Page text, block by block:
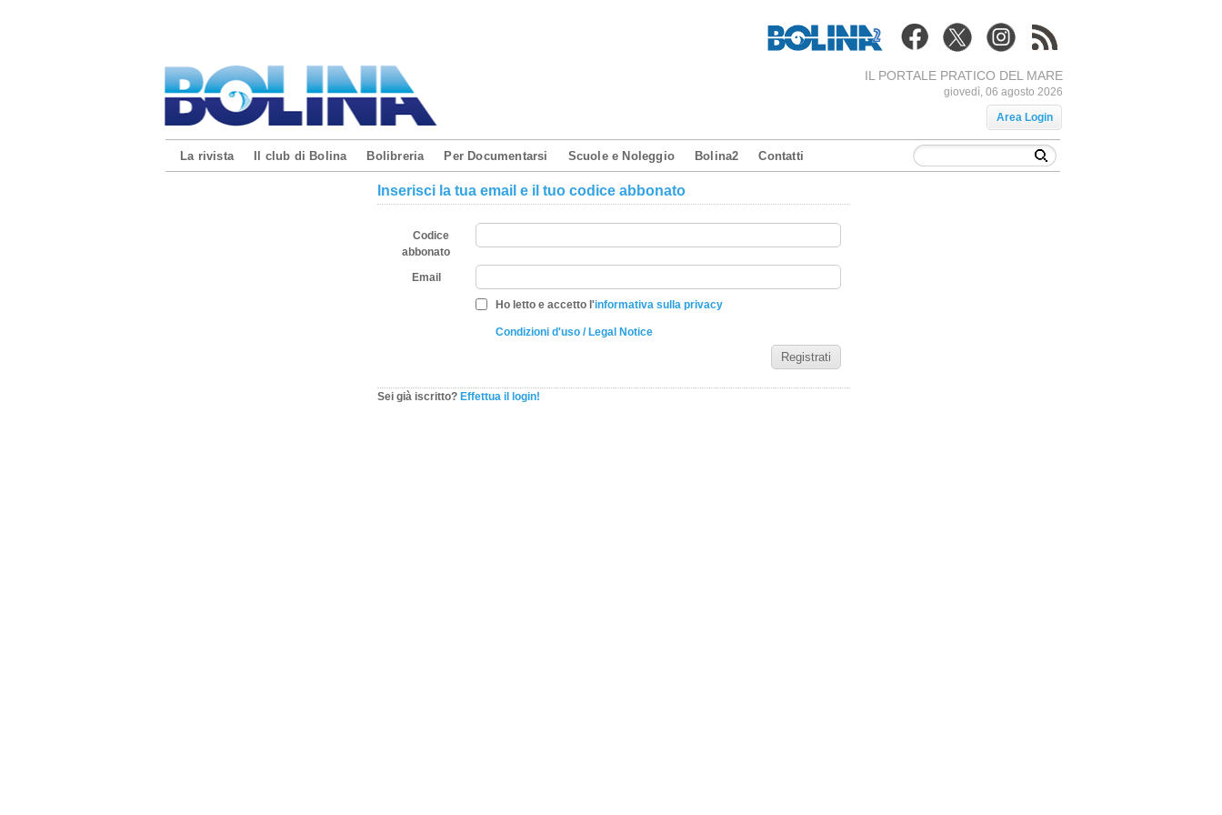
IL PORTALE PRATICO DEL MARE
giovedì, 06 agosto 2026
Area Login
La rivista Il club di Bolina Bolibreria Per Documentarsi Scuole e Noleggio Bolina2 Contatti
Inserisci la tua email e il tuo codice abbonato
Codice
abbonato
Email
Ho letto e accetto l'informativa sulla privacy
Condizioni d'uso / Legal Notice
Sei già iscritto? Effettua il login!